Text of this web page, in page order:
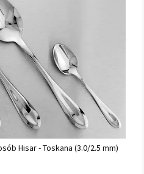
Hisar - Toskana (3.0/2.5 mm)